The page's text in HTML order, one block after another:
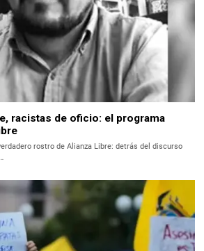
racistas de oficio: el programa
rostro de Alianza Libre: detrás del discurso